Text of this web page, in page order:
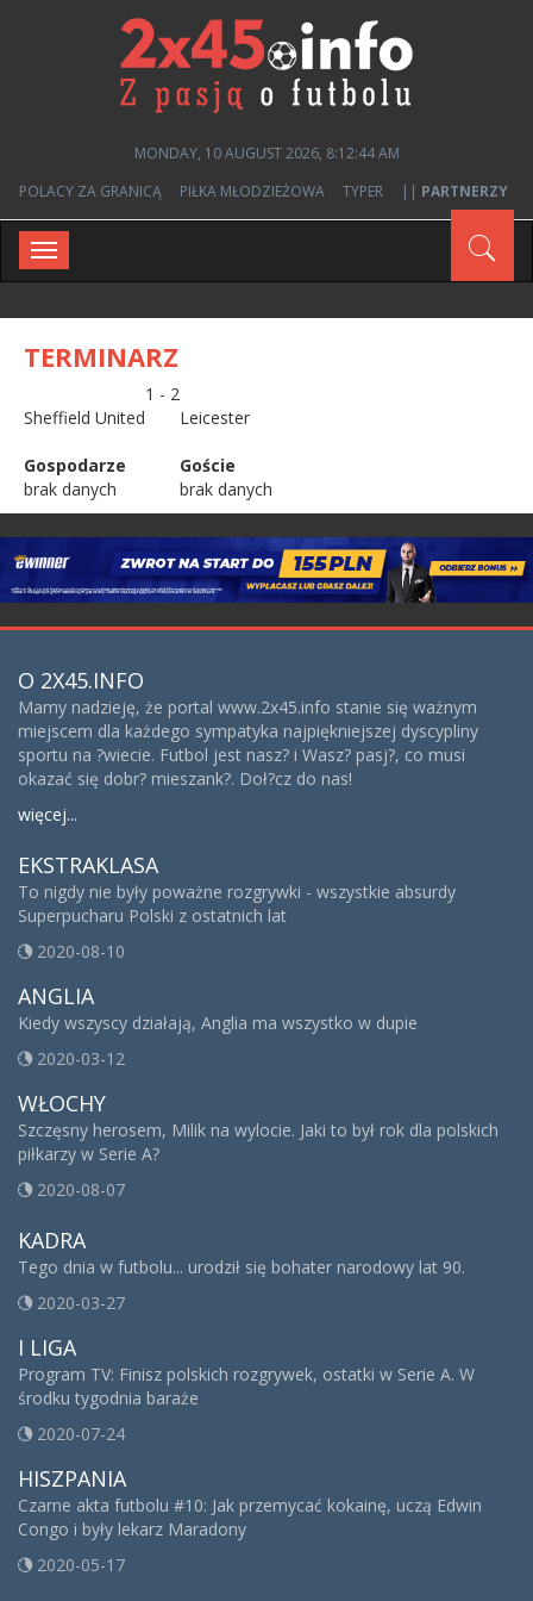
MONDAY, 10 AUGUST 2026, 8:12:44 AM
POLACY ZA GRANICĄ
PIŁKA MŁODZIEŻOWA TYPER || PARTNERZY
Toggle
navigation
TERMINARZ
1 - 2
Sheffield United
Leicester
Gospodarze
brak danych
Goście
brak danych
O 2X45.INFO
Mamy nadzieję, że portal www.2x45.info stanie się ważnym
miejscem dla każdego sympatyka najpiękniejszej dyscypliny
sportu na ?wiecie. Futbol jest nasz? i Wasz? pasj?, co musi
okazać się dobr? mieszank?. Doł?cz do nas!
więcej...
EKSTRAKLASA
To nigdy nie były poważne rozgrywki - wszystkie absurdy
Superpucharu Polski z ostatnich lat
2020-08-10
ANGLIA
Kiedy wszyscy działają, Anglia ma wszystko w dupie
2020-03-12
WŁOCHY
Szczęsny herosem, Milik na wylocie. Jaki to był rok dla polskich
piłkarzy w Serie A?
2020-08-07
KADRA
Tego dnia w futbolu... urodził się bohater narodowy lat 90.
2020-03-27
I LIGA
Program TV: Finisz polskich rozgrywek, ostatki w Serie A. W
środku tygodnia baraże
2020-07-24
HISZPANIA
Czarne akta futbolu #10: Jak przemycać kokainę, uczą Edwin
Congo i były lekarz Maradony
2020-05-17